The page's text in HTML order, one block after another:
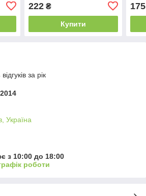
222₴
Купити
175
за рік
Україна
з 10:00 до 18:00
роботи